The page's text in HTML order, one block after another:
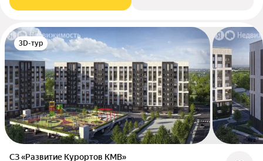
3D-тур
СЗ «Развитие Курортов КМВ»